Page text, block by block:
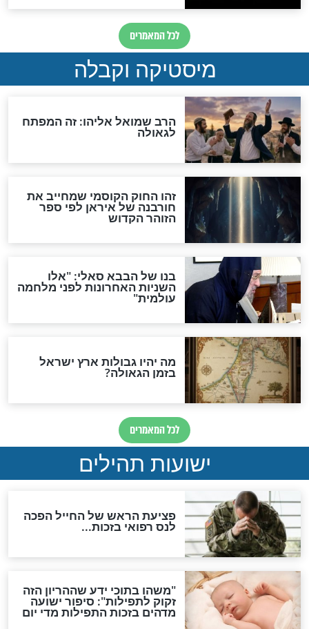
"לפני הגאולה תהיה אפיקורסות
והכחשה גדולה מאוד של
האמונה"
האם לאחר בוא המשיח יהיה
אפשר לחזור בתשובה?
לכל המאמרים
להמתקת הדינים וביטול
גזרות
סגולת ע"ב שמות הקודש
תפילה סגולית להמתקת
הדינים